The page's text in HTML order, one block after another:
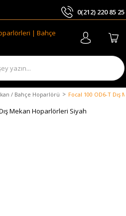
0(212) 220 85 25
/ Bahçe Hoparlörü Focal 100 OD6-T